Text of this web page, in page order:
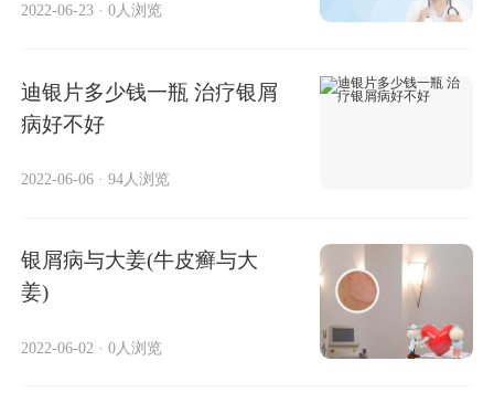
2022-06-23 · 0人浏览
迪银片多少钱一瓶 治疗银屑
病好不好
2022-06-06 · 94人浏览
银屑病与大姜(牛皮癣与大
姜)
2022-06-02 · 0人浏览